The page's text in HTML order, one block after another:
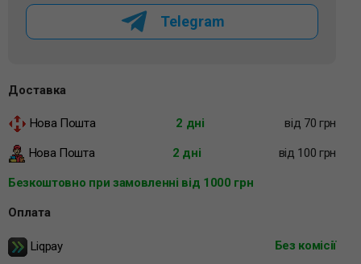
Telegram
Доставка
Нова Пошта 2 дні від 70 грн
Нова Пошта 2 дні від 100 грн
Безкоштовно при замовленні від 1000 грн
Оплата
Liqpay Без комісії